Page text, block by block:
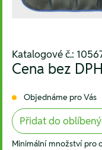
Katalogové č.:
Cena bez
Objednáme pro Vás
Přidat do
Minimální množství pro